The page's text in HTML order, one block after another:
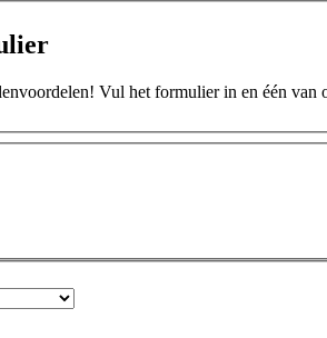
Vul het formulier in en één van